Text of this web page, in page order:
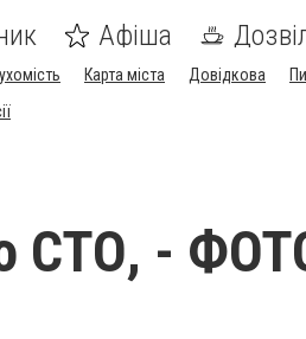
Афіша
Карта міста Довідкова
СТО, -